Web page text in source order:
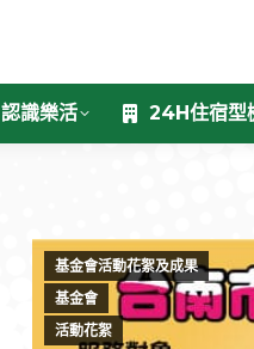
認識樂活 24H住宿型
基金會活動花絮及成果
基金會
活動花絮